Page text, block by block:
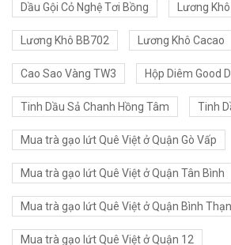
Dầu Gội Cỏ Nghệ Tơi Bồng Lương
Lương Khô BB702 Lương Khô Cacao
Cao Sao Vàng TW3 Hộp Diêm Good
Tinh Dầu Sả Chanh Hồng Tâm Tinh
Mua trà gạo lứt Quê Việt ở Quận Gò Vấp
Mua trà gạo lứt Quê Việt ở Quận Tân Bình
Mua trà gạo lứt Quê Việt ở Quận Bình
Mua trà gạo lứt Quê Việt ở Quận 12